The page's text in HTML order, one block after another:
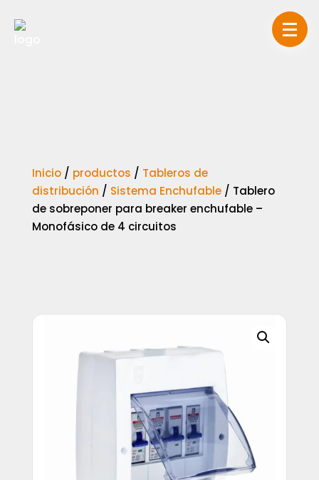
Inicio/ productos / Tableros de
distribución / Sistema Enchufable/ Tablero
de sobreponer para breaker enchufable –
Monofásico de 4 circuitos